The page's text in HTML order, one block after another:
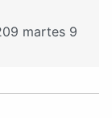
martes 9